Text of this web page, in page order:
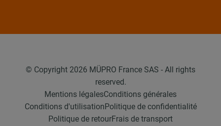
© Copyright 2026 MÜPRO France SAS - All rights
reserved.
Mentions légalesConditions générales
Conditions d'utilisationPolitique de confidentialité
Politique de retourFrais de transport